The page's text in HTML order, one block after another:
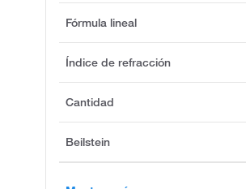
Fórmula lineal
Índice de refracción
Cantidad
Beilstein